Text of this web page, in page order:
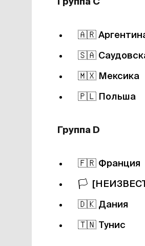
Группа С
🇦🇷
🇸🇦
🇲🇽 Мексика
🇵🇱 Польша
Группа D
🇫🇷 Франция
🏳️
🇩🇰 Дания
🇹🇳 Тунис